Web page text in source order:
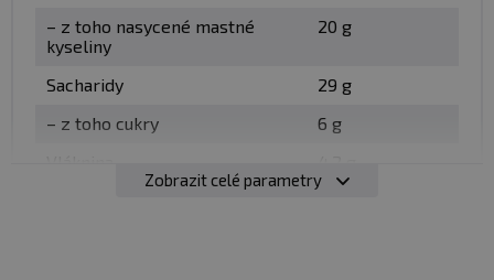
– z toho nasycené mastné
kyseliny
20 g
Sacharidy
29 g
– z toho cukry
6 g
Zobrazit celé parametry